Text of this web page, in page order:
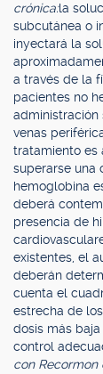
crónica:la
subcutánea o
inyectará la
a través de la
pacientes no
administración
venas
tratamiento es
superarse una
hemoglobina
deberá
presencia de
existentes, el
deberán
cuenta el
estrecha de
dosis más
control
con Recormon